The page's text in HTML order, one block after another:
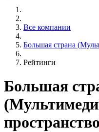
Все компании
Большая страна
Рейтинги
Большая